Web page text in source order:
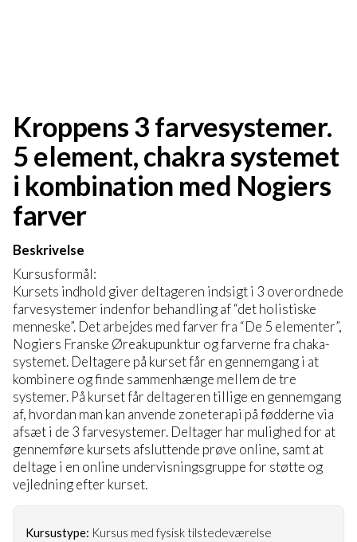
Kroppens 3 farvesystemer.
5 element, chakra systemet
i kombination med Nogiers
farver
Beskrivelse
Kursusformål:
Kursets indhold giver deltageren indsigt i 3 overordnede
farvesystemer indenfor behandling af “det holistiske
menneske”. Det arbejdes med farver fra “De 5 elementer”,
Nogiers Franske Øreakupunktur og farverne fra chaka-
systemet. Deltagere på kurset får en gennemgang i at
kombinere og finde sammenhænge mellem de tre
systemer. På kurset får deltageren tillige en gennemgang
af, hvordan man kan anvende zoneterapi på fødderne via
afsæt i de 3 farvesystemer. Deltager har mulighed for at
gennemføre kursets afsluttende prøve online, samt at
deltage i en online undervisningsgruppe for støtte og
vejledning efter kurset.
Kursustype: Kursus med fysisk tilstedeværelse